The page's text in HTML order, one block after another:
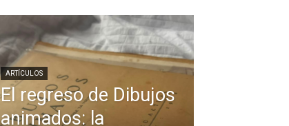
ARTÍCULOS
El regreso de Dibujos
animados: la